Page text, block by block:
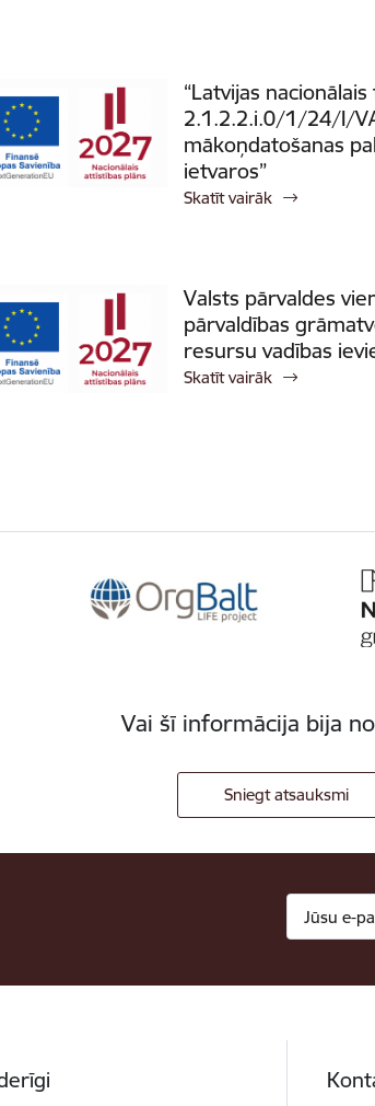
“Latvijas
2.1.2.2.i.0/1/24/I/
mākoņdatošanas
ietvaros”
Skatīt vairāk
Valsts pārvaldes
pārvaldības
resursu vadības
Skatīt vairāk
Vai šī informācija bija
Sniegt atsauksmi